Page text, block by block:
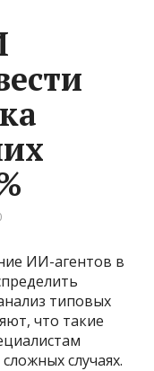
ИИ-агентов в
типовых
что такие
случаях.